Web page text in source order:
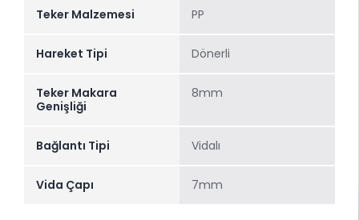
Teker Malzemesi PP
Hareket Tipi Dönerli
Teker Makara
Genişliği
8mm
Bağlantı Tipi Vidalı
Vida Çapı 7mm